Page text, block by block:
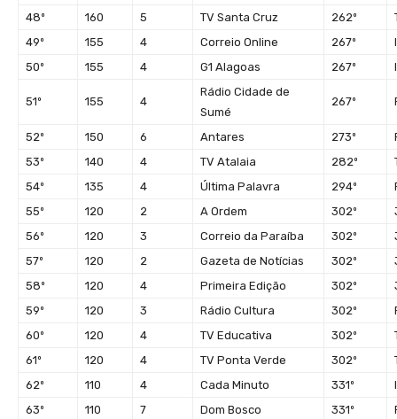
48º
160 5 TV Santa Cruz 262º
49º
155 4 Correio Online 267º
50º
155 4 G1 Alagoas 267º
51º 155 4
Rádio Cidade de
Sumé
267º
52º 150 6 Antares 273º
53º
140 4 TV Atalaia 282º
54º
135 4 Última Palavra 294º
55º
120 2 A Ordem 302º
56º
120 3 Correio da Paraíba 302º
57º
120 2 Gazeta de Notícias 302º
58º
120 4 Primeira Edição 302º
59º
120 3 Rádio Cultura 302º
60º
120 4 TV Educativa 302º
61º
120 4 TV Ponta Verde 302º
62º
110 4 Cada Minuto 331º
63º
110 7 Dom Bosco 331º